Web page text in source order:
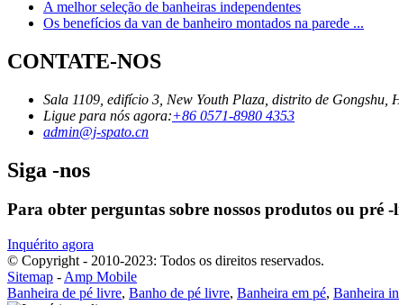
A melhor seleção de banheiras independentes
Os benefícios da van de banheiro montados na parede ...
CONTATE-NOS
Sala 1109, edifício 3, New Youth Plaza, distrito de Gongshu,
Ligue para nós agora:+86 0571-8980 4353
admin@j-spato.cn
Siga -nos
Para obter perguntas sobre nossos produtos ou pré
Inquérito agora
© Copyright - 2010-2023: Todos os direitos reservados.
Sitemap - Amp Mobile
Banheira de pé livre, Banho de pé livre, Banheira em pé, Banheira